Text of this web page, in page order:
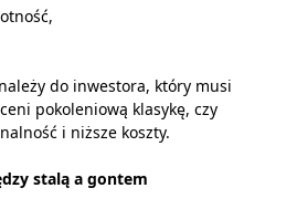
do inwestora, który musi
pokoleniową klasykę, czy
i niższe koszty.
stalą a gontem